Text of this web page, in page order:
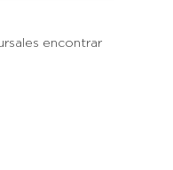
encontrar